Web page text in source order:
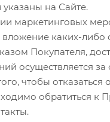
указаны на Сайте.
маркетинговых
каких-либо
Покупателя,
осуществляется за
чтобы отказаться
обратиться к